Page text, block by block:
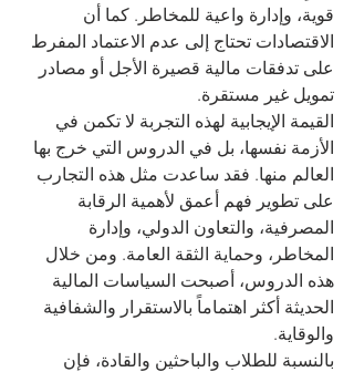
قوية، وإدارة واعية للمخاطر. كما أن
الاقتصادات تحتاج إلى عدم الاعتماد المفرط
على تدفقات مالية قصيرة الأجل أو مصادر
تمويل غير مستقرة.
القيمة الإيجابية لهذه التجربة لا تكمن في
الأزمة نفسها، بل في الدروس التي خرج بها
العالم منها. فقد ساعدت مثل هذه التجارب
على تطوير فهم أعمق لأهمية الرقابة
المصرفية، والتعاون الدولي، وإدارة
المخاطر، وحماية الثقة العامة. ومن خلال
هذه الدروس، أصبحت السياسات المالية
الحديثة أكثر اهتماماً بالاستقرار والشفافية
والوقاية.
بالنسبة للطلاب والباحثين والقادة، فإن